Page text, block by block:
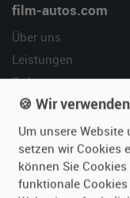
film-autos.com
Über uns
Leistungen
Referenzen
Kundenmeinungen
Vermieten
Oldtimer anmelden
Fotos senden
🍪 Wir
Um unsere
setzen wir Cookies
können Sie
funktionale